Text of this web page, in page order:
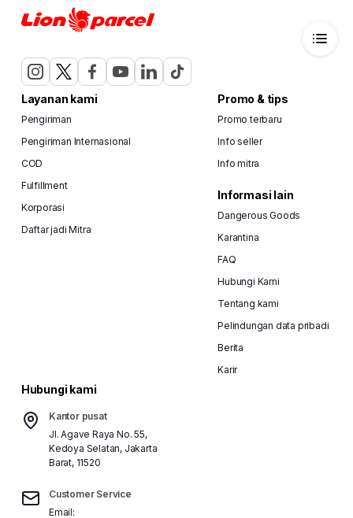
Layanan kami
Pengiriman
Pengiriman Internasional
COD
Fulfillment
Korporasi
Daftar jadi Mitra
Promo & tips
Promo terbaru
Info seller
Info mitra
Informasi lain
Dangerous Goods
Karantina
FAQ
Hubungi Kami
Tentang kami
Pelindungan data pribadi
Berita
Karir
Hubungi kami
Kantor pusat
Jl. Agave Raya No. 55,
Kedoya Selatan, Jakarta
Barat, 11520
Customer Service
Email: